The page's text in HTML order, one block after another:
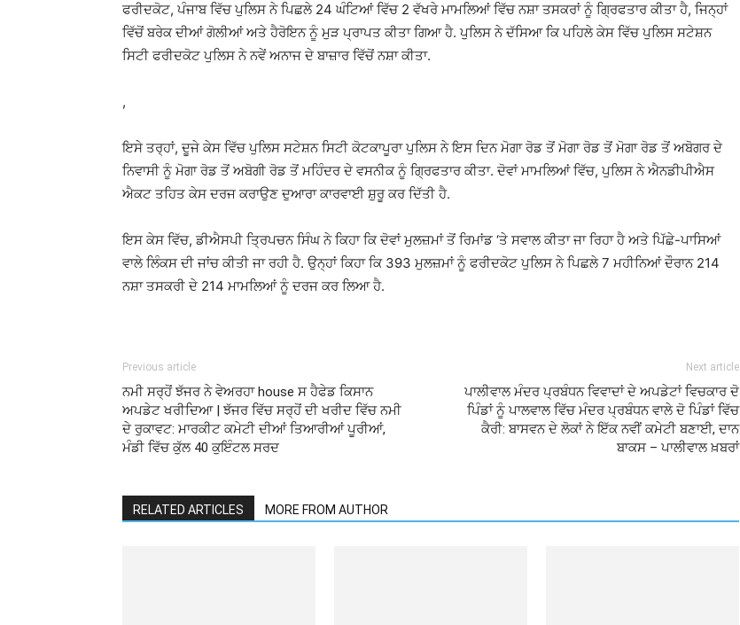
ਫਰੀਦਕੋਟ, ਪੰਜਾਬ ਵਿੱਚ ਪੁਲਿਸ ਨੇ ਪਿਛਲੇ 24 ਘੰਟਿਆਂ ਵਿੱਚ 2 ਵੱਖਰੇ ਮਾਮਲਿਆਂ ਵਿੱਚ ਨਸ਼ਾ ਤਸਕਰਾਂ ਨੂੰ ਗ੍ਰਿਫਤਾਰ ਕੀਤਾ ਹੈ, ਜਿਨ੍ਹਾਂ
ਵਿੱਚੋਂ ਬਰੇਕ ਦੀਆਂ ਗੋਲੀਆਂ ਅਤੇ ਹੈਰੋਇਨ ਨੂੰ ਮੁੜ ਪ੍ਰਾਪਤ ਕੀਤਾ ਗਿਆ ਹੈ. ਪੁਲਿਸ ਨੇ ਦੱਸਿਆ ਕਿ ਪਹਿਲੇ ਕੇਸ ਵਿੱਚ ਪੁਲਿਸ ਸਟੇਸ਼ਨ
ਸਿਟੀ ਫਰੀਦਕੋਟ ਪੁਲਿਸ ਨੇ ਨਵੇਂ ਅਨਾਜ ਦੇ ਬਾਜ਼ਾਰ ਵਿੱਚੋਂ ਨਸ਼ਾ ਕੀਤਾ.
,
ਇਸੇ ਤਰ੍ਹਾਂ, ਦੂਜੇ ਕੇਸ ਵਿੱਚ ਪੁਲਿਸ ਸਟੇਸ਼ਨ ਸਿਟੀ ਕੋਟਕਾਪੂਰਾ ਪੁਲਿਸ ਨੇ ਇਸ ਦਿਨ ਮੋਗਾ ਰੋਡ ਤੋਂ ਮੋਗਾ ਰੋਡ ਤੋਂ ਮੋਗਾ ਰੋਡ ਤੋਂ ਅਬੋਗਰ ਦੇ
ਨਿਵਾਸੀ ਨੂੰ ਮੋਗਾ ਰੋਡ ਤੋਂ ਅਬੋਗੀ ਰੋਡ ਤੋਂ ਮਹਿੰਦਰ ਦੇ ਵਸਨੀਕ ਨੂੰ ਗ੍ਰਿਫਤਾਰ ਕੀਤਾ. ਦੋਵਾਂ ਮਾਮਲਿਆਂ ਵਿੱਚ, ਪੁਲਿਸ ਨੇ ਐਨਡੀਪੀਐਸ
ਐਕਟ ਤਹਿਤ ਕੇਸ ਦਰਜ ਕਰਾਉਣ ਦੁਆਰਾ ਕਾਰਵਾਈ ਸ਼ੁਰੂ ਕਰ ਦਿੱਤੀ ਹੈ.
ਇਸ ਕੇਸ ਵਿੱਚ, ਡੀਐਸਪੀ ਤ੍ਰਿਪਚਨ ਸਿੰਘ ਨੇ ਕਿਹਾ ਕਿ ਦੋਵਾਂ ਮੁਲਜ਼ਮਾਂ ਤੋਂ ਰਿਮਾਂਡ ‘ਤੇ ਸਵਾਲ ਕੀਤਾ ਜਾ ਰਿਹਾ ਹੈ ਅਤੇ ਪਿੱਛੇ-ਪਾਸਿਆਂ
ਵਾਲੇ ਲਿੰਕਸ ਦੀ ਜਾਂਚ ਕੀਤੀ ਜਾ ਰਹੀ ਹੈ. ਉਨ੍ਹਾਂ ਕਿਹਾ ਕਿ 393 ਮੁਲਜ਼ਮਾਂ ਨੂੰ ਫਰੀਦਕੋਟ ਪੁਲਿਸ ਨੇ ਪਿਛਲੇ 7 ਮਹੀਨਿਆਂ ਦੌਰਾਨ 214
ਨਸ਼ਾ ਤਸਕਰੀ ਦੇ 214 ਮਾਮਲਿਆਂ ਨੂੰ ਦਰਜ ਕਰ ਲਿਆ ਹੈ.
Previous article
ਨਮੀ ਸਰ੍ਹੋਂ ਝੱਜਰ ਨੇ ਵੇਅਰਹਾ house ਸ ਹੈਫੇਡ ਕਿਸਾਨ
ਅਪਡੇਟ ਖਰੀਦਿਆ | ਝੱਜਰ ਵਿੱਚ ਸਰ੍ਹੋਂ ਦੀ ਖਰੀਦ ਵਿੱਚ ਨਮੀ
ਦੇ ਰੁਕਾਵਟ: ਮਾਰਕੀਟ ਕਮੇਟੀ ਦੀਆਂ ਤਿਆਰੀਆਂ ਪੂਰੀਆਂ,
ਮੰਡੀ ਵਿੱਚ ਕੁੱਲ 40 ਕੁਇੰਟਲ ਸਰਦ
Next article
ਪਾਲੀਵਾਲ ਮੰਦਰ ਪ੍ਰਬੰਧਨ ਵਿਵਾਦਾਂ ਦੇ ਅਪਡੇਟਾਂ ਵਿਚਕਾਰ ਦੋ
ਪਿੰਡਾਂ ਨੂੰ ਪਾਲਵਾਲ ਵਿੱਚ ਮੰਦਰ ਪ੍ਰਬੰਧਨ ਵਾਲੇ ਦੋ ਪਿੰਡਾਂ ਵਿੱਚ
ਕੈਰੀ: ਬਾਸਵਨ ਦੇ ਲੋਕਾਂ ਨੇ ਇੱਕ ਨਵੀਂ ਕਮੇਟੀ ਬਣਾਈ, ਦਾਨ
ਬਾਕਸ – ਪਾਲੀਵਾਲ ਖ਼ਬਰਾਂ
RELATED ARTICLES MORE FROM AUTHOR